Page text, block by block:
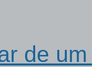
de